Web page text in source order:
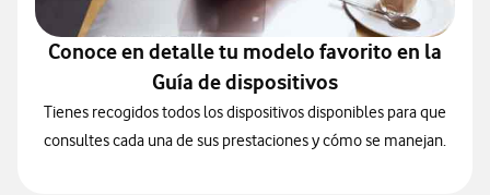
Conoce en detalle tu modelo favorito en la
Guía de dispositivos
Tienes recogidos todos los dispositivos disponibles para que
consultes cada una de sus prestaciones y cómo se manejan.